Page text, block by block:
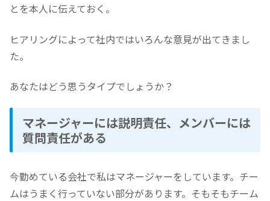
とを本人に伝えておく。
ヒアリングによって社内ではいろんな意見が出てきまし
た。
あなたはどう思うタイプでしょうか？
マネージャーには説明責任、メンバーには
質問責任がある
今勤めている会社で私はマネージャーをしています。チー
ムはうまく行っていない部分があります。そもそもチーム